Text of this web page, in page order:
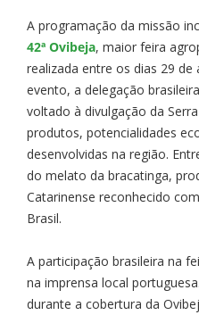
A programação da missão
42ª Ovibeja, maior feira
realizada entre os dias 29
evento, a delegação
voltado à divulgação da
produtos, potencialidades
desenvolvidas na região.
do melato da bracatinga,
Catarinense reconhecido
Brasil.
A participação brasileira na
na imprensa local
durante a cobertura da